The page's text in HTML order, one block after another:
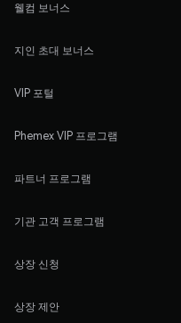
웰컴 보너스
지인 초대 보너스
VIP 포털
Phemex VIP 프로그램
파트너 프로그램
기관 고객 프로그램
상장 신청
상장 제안